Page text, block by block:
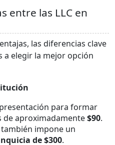
entre las LLC en
las diferencias clave
a elegir la mejor opción
para formar
de aproximadamente$90.
impone un
de $300.